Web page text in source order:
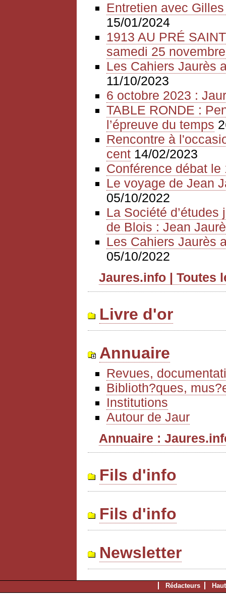
Entretien avec
15/01/2024
1913 AU PRÉ
samedi 25
Les Cahiers Jaurès
11/10/2023
6 octobre 2023 :
TABLE RONDE :
l’épreuve du temps
Rencontre à
cent 14/02/2023
Conférence débat
Le voyage de Jean
05/10/2022
La Société
de Blois : Jean
Les Cahiers Jaurès
05/10/2022
Jaures.info | Toutes
Livre d'or
Annuaire
Revues,
Biblioth?ques,
Institutions
Autour de Jaur
Annuaire :
Fils d'info
Fils d'info
Newsletter
Rédacteurs